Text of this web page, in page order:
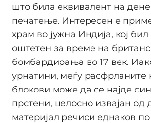
што била еквивалент на
печатење. Интересен е
храм во јужна Индија, кој
оштетен за време на
бомбардирања во 17 век.
урнатини, меѓу расфрланите
блокови може да се најде
прстени, целосно извајан од
материјал речиси еднаков